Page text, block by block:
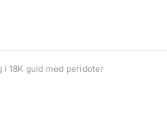
i 18K guld med peridoter